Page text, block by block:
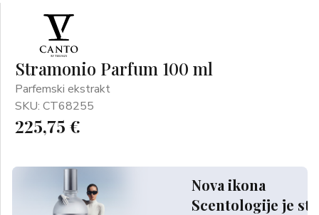
Stramonio Parfum 100 ml
Parfemski ekstrakt
SKU: CT68255
225,75 €
Nova ikona
Scentologije je